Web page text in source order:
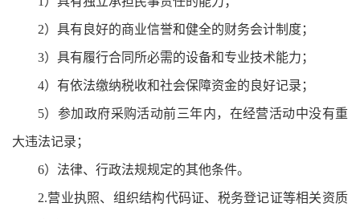
2）具有良好的商业信誉和健全的财务会计制度；
3）具有履行合同所必需的设备和专业技术能力；
4）有依法缴纳税收和社会保障资金的良好记录；
5）参加政府采购活动前三年内，在经营活动中没有重
大违法记录；
6）法律、行政法规规定的其他条件。
2.营业执照、组织结构代码证、税务登记证等相关资质